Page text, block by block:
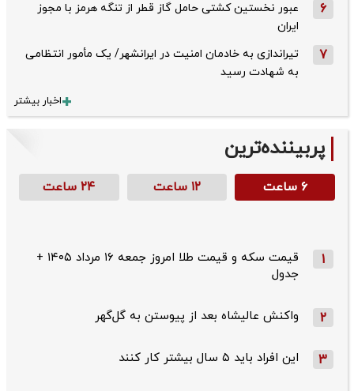
6
عبور نخستین کشتی حامل گاز قطر از تنگه هرمز با مجوز
ایران
7
تیراندازی به خادمان امنیت در ایرانشهر/ یک مأمور انتظامی
به شهادت رسید
اخبار بیشتر
پربیننده‌ترین
۶ ساعت ۱۲ ساعت ۲۴ ساعت
1
قیمت سکه و قیمت طلا امروز جمعه ۱۶ مرداد ۱۴۰۵ +
جدول
2 واکنش عالیشاه بعد از پیوستن به گل‌گهر
3 این افراد باید ۵ سال بیشتر کار کنند